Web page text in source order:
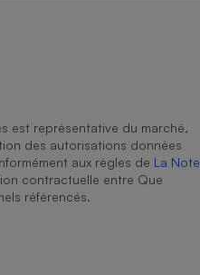
est représentative du marché,
des autorisations données
aux règles de La Note
contractuelle entre Que
référencés.